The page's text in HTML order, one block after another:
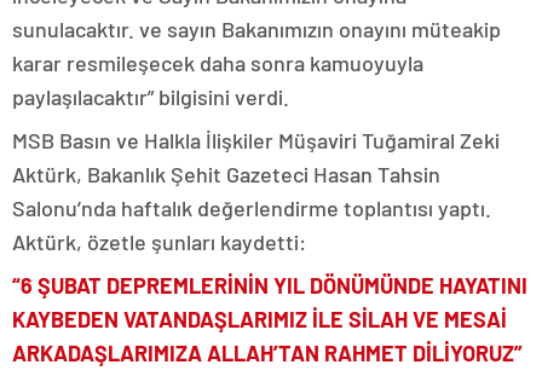
sunulacaktır. ve sayın Bakanımızın onayını müteakip
karar resmileşecek daha sonra kamuoyuyla
paylaşılacaktır” bilgisini verdi.
MSB Basın ve Halkla İlişkiler Müşaviri Tuğamiral Zeki
Aktürk, Bakanlık Şehit Gazeteci Hasan Tahsin
Salonu’nda haftalık değerlendirme toplantısı yaptı.
Aktürk, özetle şunları kaydetti:
“6 ŞUBAT DEPREMLERİNİN YIL DÖNÜMÜNDE HAYATINI
KAYBEDEN VATANDAŞLARIMIZ İLE SİLAH VE MESAİ
ARKADAŞLARIMIZA ALLAH’TAN RAHMET DİLİYORUZ”